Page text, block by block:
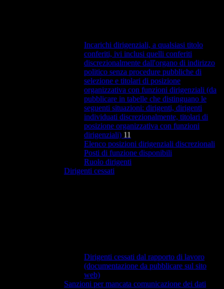
Incarichi dirigenziali, a qualsiasi titolo
conferiti, ivi inclusi quelli conferiti
discrezionalmente dall'organo di indirizzo
politico senza procedure pubbliche di
selezione e titolari di posizione
organizzativa con funzioni dirigenziali (da
pubblicare in tabelle che distinguano le
seguenti situazioni: dirigenti, dirigenti
individuati discrezionalmente, titolari di
posizione organizzativa con funzioni
dirigenziali) 11
Elenco posizioni dirigenziali discrezionali
Posti di funzione disponibili
Ruolo dirigenti
Dirigenti cessati
Dirigenti cessati dal rapporto di lavoro
(documentazione da pubblicare sul sito
web)
Sanzioni per mancata comunicazione dei dati